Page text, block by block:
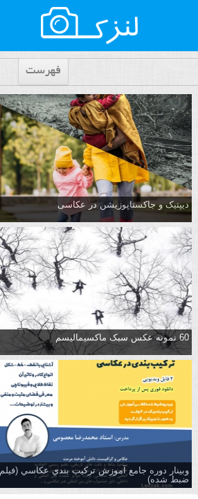
فهرست
دیپتیک و جاکستا‌پوزیشن در عکاسی
60 نمونه عکس سبک ماکسیمالیسم
وبینار دوره جامع آموزش تركيب بندي عكاسي (فیلم
ضبط شده)